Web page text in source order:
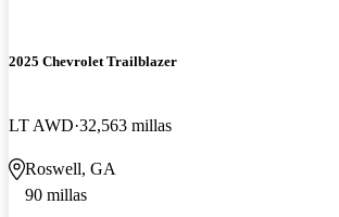
2025 Chevrolet Trailblazer
LT AWD 32,563 millas
Roswell, GA
90 millas